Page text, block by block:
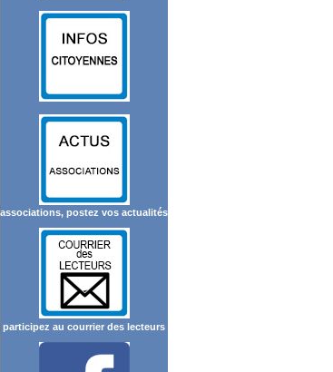
associations, postez vos actualités
participez au courrier des lecteurs